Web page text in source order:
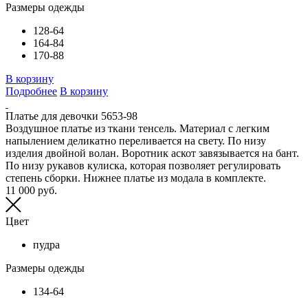
Размеры одежды
128-64
164-84
170-88
В корзину
Подробнее В корзину
Платье для девочки 5653-98
Воздушное платье из ткани тенсель. Материал с легким
напылением деликатно переливается на свету. По низу
изделия двойной волан. Воротник аскот завязывается на бант.
По низу рукавов кулиска, которая позволяет регулировать
степень сборки. Нижнее платье из модала в комплекте.
11 000 руб.
Цвет
пудра
Размеры одежды
134-64